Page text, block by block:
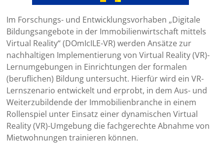
Im Forschungs- und Entwicklungsvorhaben „Digitale
Bildungsangebote in der Immobilienwirtschaft mittels
Virtual Reality“ (DOmIcILE-VR) werden Ansätze zur
nachhaltigen Implementierung von Virtual Reality (VR)-
Lernumgebungen in Einrichtungen der formalen
(beruflichen) Bildung untersucht. Hierfür wird ein VR-
Lernszenario entwickelt und erprobt, in dem Aus- und
Weiterzubildende der Immobilienbranche in einem
Rollenspiel unter Einsatz einer dynamischen Virtual
Reality (VR)-Umgebung die fachgerechte Abnahme von
Mietwohnungen trainieren können.